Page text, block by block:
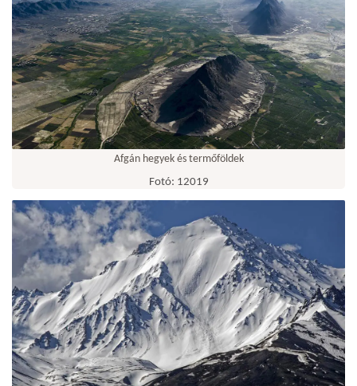
Afgán hegyek és termőföldek
Fotó: 12019